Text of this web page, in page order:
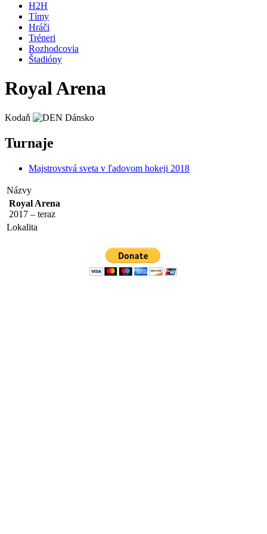
H2H
Tímy
Hráči
Tréneri
Rozhodcovia
Štadióny
Royal Arena
Kodaň Dánsko
Turnaje
Majstrovstvá sveta v ľadovom hokeji 2018
Názvy
Royal Arena
2017 – teraz
Lokalita